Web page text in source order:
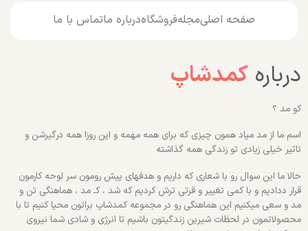
صفحه اصلیمجلهفروشگاهدرباره ماتماس با ما
درباره کمدشاپ
کو مد ؟
اسم ما از مد میاد همون چیزی که برای همه مهمه و این روزا همه درگیرشن و
تاثیر خیلی زیادی تو زندگی همه گذاشته
حالا ما این سوال رو با شعاری که داریم و هدفهای پیش رومون سر لوحه کارمون
قرار ددادیم و با کمی تغییر و قرتی ترش کردیم که شد ، کـ مد ، هماهنگی تن و
مد و سعی میکنیم این هماهنگی رو در مجموعه کمدشاپ براتون محیا کنیم تا با
محصولاتمون در لحظات شیرین زندگیتون باشیم تا انرژی و شادی شما نیروی